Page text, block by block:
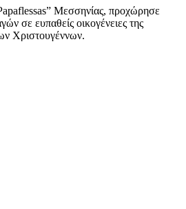
Μεσσηνίας, προχώρησε
σε ευπαθείς οικογένειες της
Χριστουγέννων.